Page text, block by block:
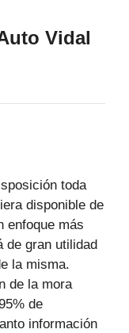
Vidal
toda
disponible de
enfoque más
de gran utilidad
la misma.
de la mora
de
información